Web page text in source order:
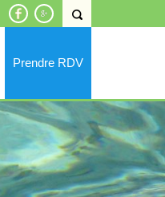
Prendre RDV